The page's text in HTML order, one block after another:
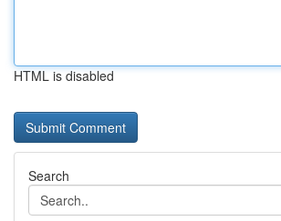
HTML is disabled
Search